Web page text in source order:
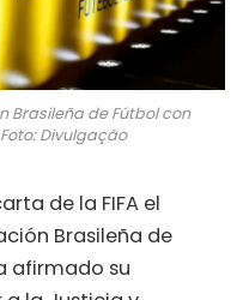
Brasileña de Fútbol con
Divulgação
de la FIFA el
Brasileña de
afirmado su